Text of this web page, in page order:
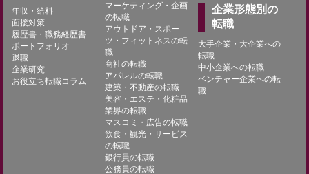
年収・給料
面接対策
履歴書・職務経歴書
ポートフォリオ
退職
企業研究
お役立ち転職コラム
マーケティング・企画
の転職
アウトドア・スポー
ツ・フィットネスの転
職
商社の転職
アパレルの転職
建築・不動産の転職
美容・エステ・化粧品
業界の転職
マスコミ・広告の転職
飲食・観光・サービス
の転職
銀行員の転職
公務員の転職
企業形態別の
転職
大手企業・大企業への
転職
中小企業への転職
ベンチャー企業への転
職